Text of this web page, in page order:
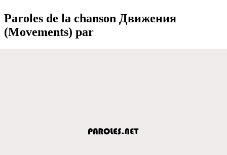
Paroles de la chanson Движения
(Movements) par